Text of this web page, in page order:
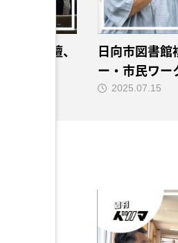
」に登壇、
日向市図書
ー・市民ワー
2025.07.15